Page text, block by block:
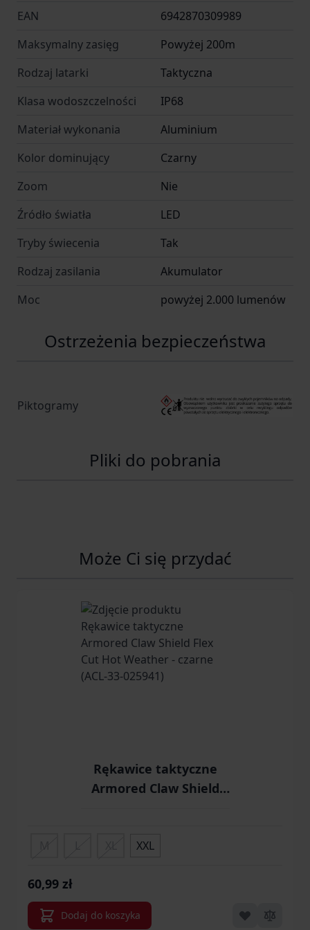
EAN
6942870309989
Maksymalny zasięg
Powyżej 200m
Rodzaj latarki
Taktyczna
Klasa wodoszczelności
IP68
Materiał wykonania
Aluminium
Kolor dominujący
Czarny
Zoom
Nie
Źródło światła
LED
Tryby świecenia
Tak
Rodzaj zasilania
Akumulator
Moc
powyżej 2.000 lumenów
Ostrzeżenia bezpieczeństwa
Piktogramy
Pliki do pobrania
Może Ci się przydać
Rękawice taktyczne
Armored Claw Shield
XXL
60,99 zł
Dodaj do koszyka